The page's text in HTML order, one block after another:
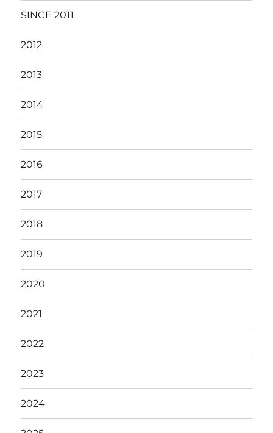
SINCE 2011
2012
2013
2014
2015
2016
2017
2018
2019
2020
2021
2022
2023
2024